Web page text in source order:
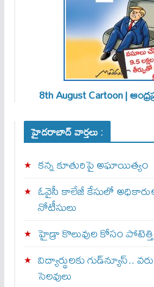
8th August Cartoon |
హైదరాబాద్ వార్తలు :
కన్న కూతురిపై అఘాయిత్యం
ఓవైసీ కాలేజీ కేసులో
నోటీసులు
హైడ్రా కొలువుల కోసం
విద్యార్థులకు గుడ్‌న్యూస్..
సెలవులు